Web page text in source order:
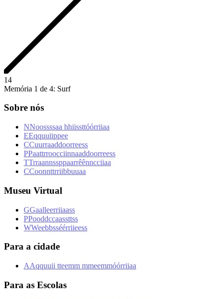
14
Memória 1 de 4: Surf
Sobre nós
NNoossssaa hhiissttóórriiaa
EEqquuiippee
CCuurraaddoorreess
PPaattrroocciinnaaddoorreess
TTrraannssppaarrêênncciiaa
CCoonnttrriibbuuaa
Museu Virtual
GGaalleerriiaass
PPooddccaassttss
WWeebbsséérriieess
Para a cidade
AAqquuii tteemm mmeemmóórriiaa
Para as Escolas